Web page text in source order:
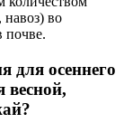
навоз) во
почве.
для осеннего
весной,